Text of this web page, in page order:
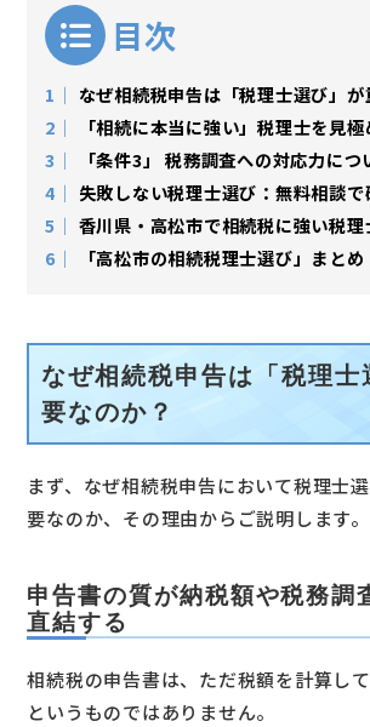
目次
1
なぜ相続税申告は「税理士選び」が
2
「相続に本当に強い」税理士を見
3
「条件3」 税務調査への対応力につ
4
失敗しない税理士選び：無料相談で
5
香川県・高松市で相続税に強い税理
6
「高松市の相続税理士選び」まとめ
なぜ相続税申告は「税理士
要なのか？
まず、なぜ相続税申告において税理士
要なのか、その理由からご説明します。
申告書の質が納税額や税務調
直結する
相続税の申告書は、ただ税額を計算し
というものではありません。